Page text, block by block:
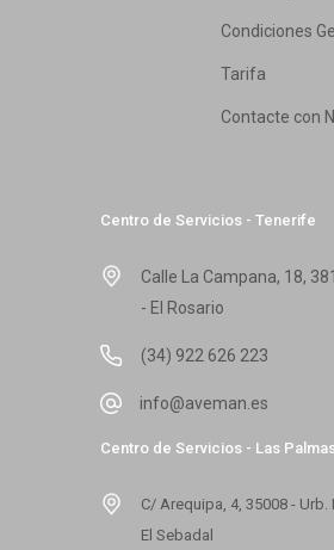
Condiciones
Tarifa
Contacte con
Centro de Servicios - Tenerife
Calle La Campana, 18,
- El Rosario
(34) 922 626 223
info@aveman.es
Centro de Servicios - Las
C/ Arequipa, 4, 35008 - Urb.
El Sebadal